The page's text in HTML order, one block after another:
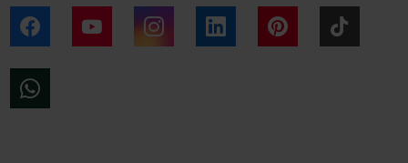
Facebook YouTube Instagram LinkedIn Pinterest